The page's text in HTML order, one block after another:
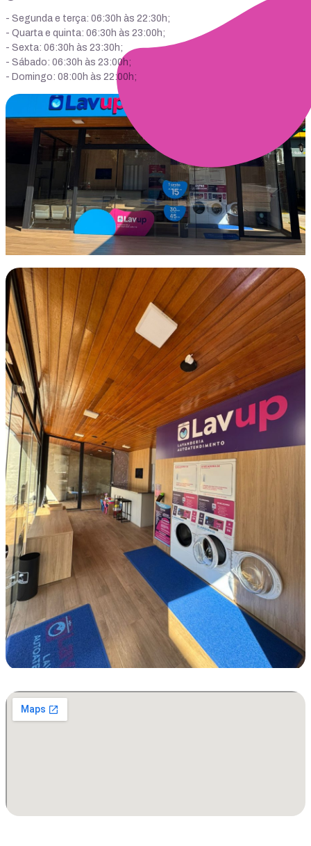
- Segunda e terça: 06:30h às 22:30h;
- Quarta e quinta: 06:30h às 23:00h;
- Sexta: 06:30h às 23:30h;
- Sábado: 06:30h às 23:00h;
- Domingo: 08:00h às 22:00h;